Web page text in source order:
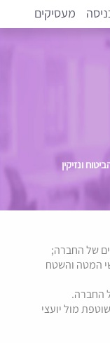
מעסיקים
ונזיקין
של החברה;
המטה והשטח
החברה.
מול יועצי